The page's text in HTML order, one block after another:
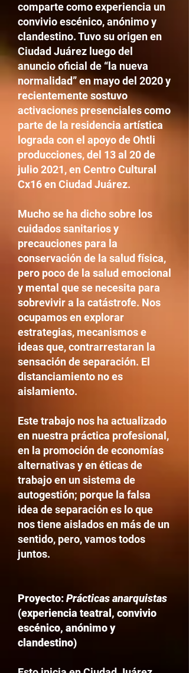
comparte como experiencia un
convivio escénico, anónimo y
clandestino. Tuvo su origen en
Ciudad Juárez luego del
anuncio oficial de “la nueva
normalidad” en mayo del 2020 y
recientemente sostuvo
activaciones presenciales como
parte de la residencia artística
lograda con el apoyo de Ohtli
producciones, del 13 al 20 de
julio 2021, en Centro Cultural
Cx16 en Ciudad Juárez.
Mucho se ha dicho sobre los
cuidados sanitarios y
precauciones para la
conservación de la salud física,
pero poco de la salud emocional
y mental que se necesita para
sobrevivir a la catástrofe. Nos
ocupamos en explorar
estrategias, mecanismos e
ideas que, contrarrestaran la
sensación de separación. El
distanciamiento no es
aislamiento.
Este trabajo nos ha actualizado
en nuestra práctica profesional,
en la promoción de economías
alternativas y en éticas de
trabajo en un sistema de
autogestión; porque la falsa
idea de separación es lo que
nos tiene aislados en más de un
sentido, pero, vamos todos
juntos.
Proyecto:Prácticas anarquistas
(experiencia teatral, convivio
escénico, anónimo y
clandestino)